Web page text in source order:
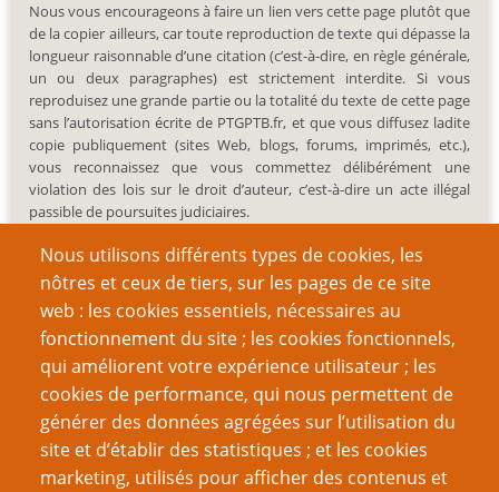
Nous utilisons différents types de cookies, les
nôtres et ceux de tiers, sur les pages de ce site
web : les cookies essentiels, nécessaires au
fonctionnement du site ; les cookies fonctionnels,
qui améliorent votre expérience utilisateur ; les
cookies de performance, qui nous permettent de
générer des données agrégées sur l’utilisation du
site et d’établir des statistiques ; et les cookies
marketing, utilisés pour afficher des contenus et
Nous vous encourageons à faire un lien vers cette page plutôt que
de la copier ailleurs, car toute reproduction de texte qui dépasse la
longueur raisonnable d’une citation (c’est-à-dire, en règle générale,
un ou deux paragraphes) est strictement interdite. Si vous
reproduisez une grande partie ou la totalité du texte de cette page
sans l’autorisation écrite de PTGPTB.fr, et que vous diffusez ladite
copie publiquement (sites Web, blogs, forums, imprimés, etc.),
vous reconnaissez que vous commettez délibérément une
violation des lois sur le droit d’auteur, c’est-à-dire un acte illégal
passible de poursuites judiciaires.
Recherche
Nom d'utilisateur